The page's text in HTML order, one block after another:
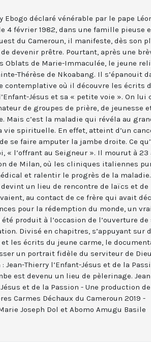
Ebogo déclaré vénérable par le pape
4 février 1982, dans une famille pieuse
du Cameroun, il manifeste, dès son
devenir prêtre. Pourtant, après une
Oblats de Marie-Immaculée, le jeune
Thérèse de Nkoabang. Il s’épanouit
contemplative où il découvre les écrits
Jésus et sa « petite voie ». On lui
de groupes de prière, de jeunesse
Mais c’est la maladie qui révéla au
vie spirituelle. En effet, atteint d’un
se faire amputer la jambe droite. Ce
« l’offrant au Seigneur ». Il mourut à 23
de Milan, où les cliniques italiennes
et ralentir le progrès de la maladie.
un lieu de rencontre de laïcs et de
au contact de ce frère qui avait
pour la rédemption du monde, un vrai
produit à l’occasion de l’ouverture de
Divisé en chapitres, s’appuyant sur
et les écrits du jeune carme, le
un portrait fidèle du serviteur de Dieu
Jean-Thierry l’Enfant-Jésus et de la
est devenu un lieu de pèlerinage. Jean
et de la Passion - Une production
Carmes Déchaux du Cameroun 2019 -
Joseph Dol et Abomo Amugu Basile